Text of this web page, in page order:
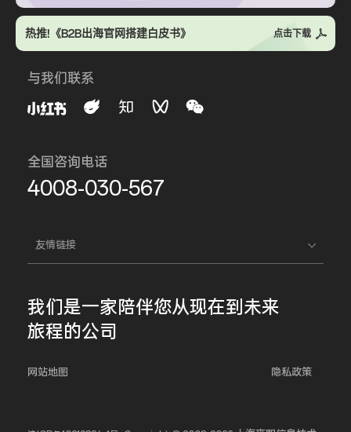
热推!《B2B出海官网搭建白皮书》 点击下载
与我们联系
全国咨询电话
4008-030-567
友情链接
我们是一家陪伴您从现在到未来
旅程的公司
网站地图 隐私政策